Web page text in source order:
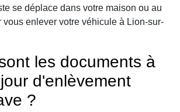
se déplace dans votre maison ou au
vous enlever votre véhicule à Lion-sur-
les documents à
d'enlèvement
?